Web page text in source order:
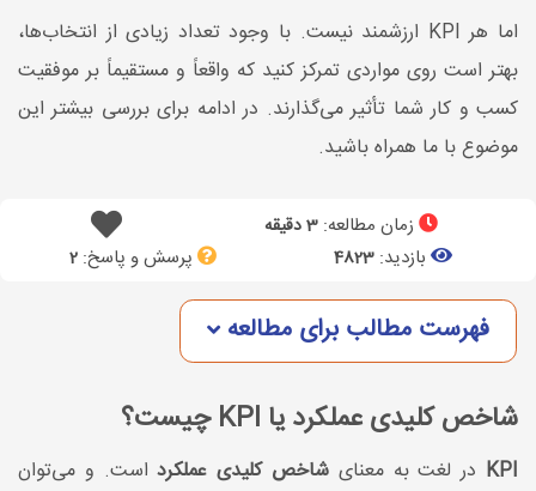
اما هر KPI ارزشمند نیست. با وجود تعداد زیادی از انتخاب‌ها،
بهتر است روی مواردی تمرکز کنید که واقعاً و مستقیماً بر موفقیت
کسب و کار شما تأثیر می‌گذارند. در ادامه برای بررسی بیشتر این
موضوع با ما همراه باشید.
زمان مطالعه: 3 دقیقه
بازدید: 4823 پرسش و پاسخ: 2
فهرست مطالب برای مطالعه
شاخص کلیدی عملکرد یا KPI چیست؟
KPI در لغت به معنای شاخص کلیدی عملکرداست. و می‌توان